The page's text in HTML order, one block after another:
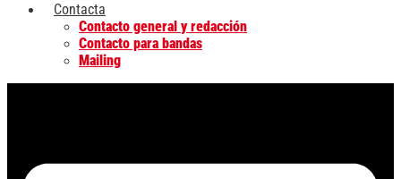
Contacta
Contacto general y redacción
Contacto para bandas
Mailing